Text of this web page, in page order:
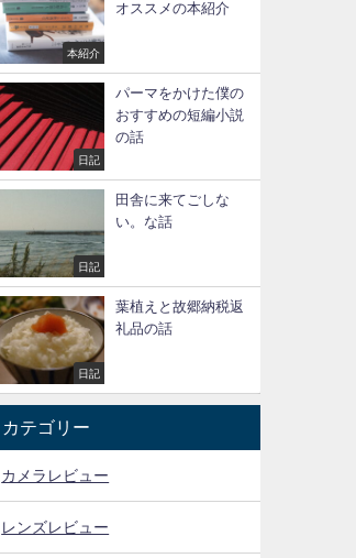
本紹介
オススメの本紹介
日記
パーマをかけた僕の
おすすめの短編小説
の話
日記
田舎に来てごしな
い。な話
日記
葉植えと故郷納税返
礼品の話
カテゴリー
カメラレビュー
レンズレビュー